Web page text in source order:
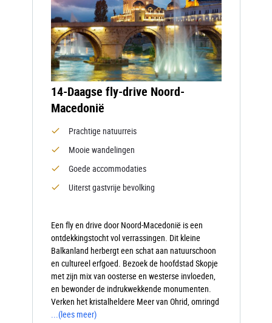
14-Daagse fly-drive Noord-
Macedonië
Prachtige natuurreis
Mooie wandelingen
Goede accommodaties
Uiterst gastvrije bevolking
Een fly en drive door Noord-Macedonië is een
ontdekkingstocht vol verrassingen. Dit kleine
Balkanland herbergt een schat aan natuurschoon
en cultureel erfgoed. Bezoek de hoofdstad Skopje
met zijn mix van oosterse en westerse invloeden,
en bewonder de indrukwekkende monumenten.
Verken het kristalheldere Meer van Ohrid, omringd
...(lees meer)